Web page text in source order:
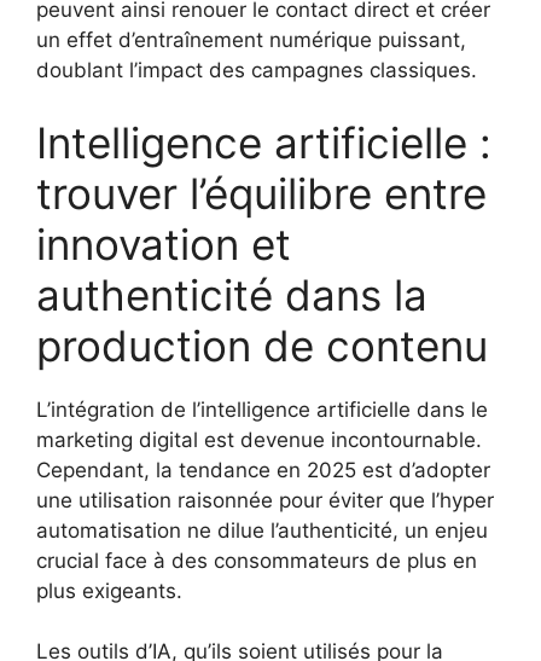
peuvent ainsi renouer le contact direct et créer
un effet d’entraînement numérique puissant,
doublant l’impact des campagnes classiques.
Intelligence artificielle :
trouver l’équilibre entre
innovation et
authenticité dans la
production de contenu
L’intégration de l’intelligence artificielle dans le
marketing digital est devenue incontournable.
Cependant, la tendance en 2025 est d’adopter
une utilisation raisonnée pour éviter que l’hyper
automatisation ne dilue l’authenticité, un enjeu
crucial face à des consommateurs de plus en
plus exigeants.
Les outils d’IA, qu’ils soient utilisés pour la